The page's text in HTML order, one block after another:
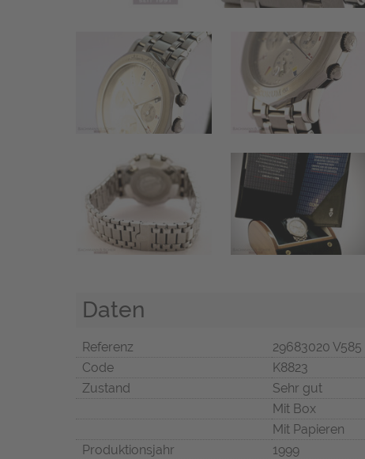
Daten
Referenz
29683020 V585
Code
K8823
Zustand
Sehr gut
Mit Box
Mit Papieren
Produktionsjahr
1999